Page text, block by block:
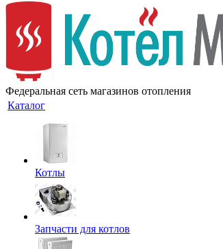
Федеральная сеть магазинов отопления
Каталог
Котлы
Запчасти для котлов